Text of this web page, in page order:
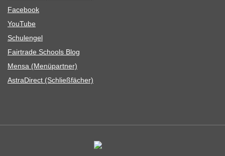
Face­book
You­Tube
Schul­en­gel
Fair­trade Schools Blog
Mensa (Menü­part­ner)
Astra­Di­rect (Schließ­fä­cher)